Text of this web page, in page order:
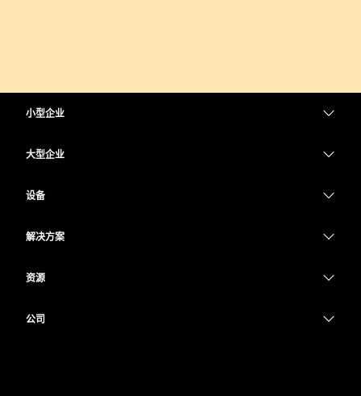
小型企业
大型企业
设备
解决方案
资源
公司